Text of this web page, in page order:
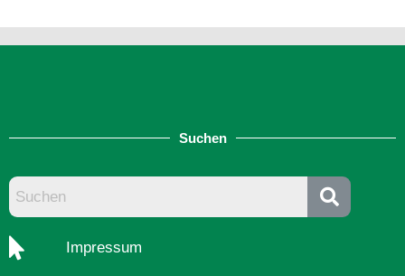
Suchen
Impressum